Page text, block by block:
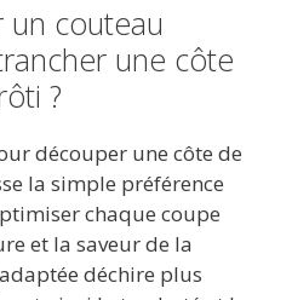
un couteau
une côte
?
découper une côte de
la simple préférence
chaque coupe
et la saveur de la
déchire plus